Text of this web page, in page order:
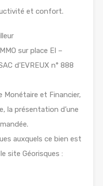
et confort.
sur place EI –
d’EVREUX n° 888
Monétaire et Financier,
la présentation d’une
auxquels ce bien est
site Géorisques :